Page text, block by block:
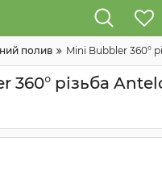
полив Mini Bubbler 360°
360° різьба